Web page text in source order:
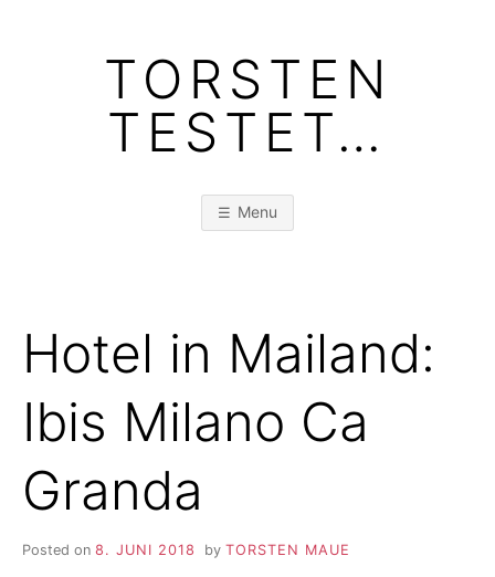
TORSTEN
TESTET…
Menu
Hotel in Mailand:
Ibis Milano Ca
Granda
Posted on 8. JUNI 2018 by TORSTEN MAUE